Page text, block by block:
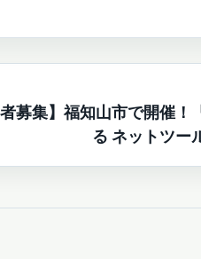
者募集】福知山市で開催
る ネットツー